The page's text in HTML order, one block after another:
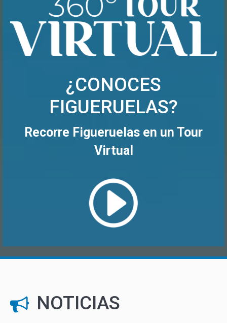
¿CONOCES
FIGUERUELAS?
Recorre Figueruelas en un Tour
Virtual
NOTICIAS